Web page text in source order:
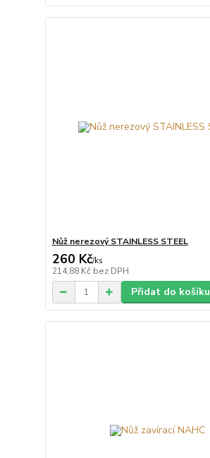
Nůž nerezový STAINLESS STEEL
260 Kč/ks
214,88 Kč bez DPH
Přidat do košíku